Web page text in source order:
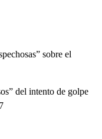
sobre el
del intento de golpe